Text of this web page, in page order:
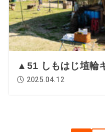
▲51 しもはじ埴輪
2025.04.12